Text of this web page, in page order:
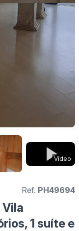
Vídeo
Ref. PH49694
1 suíte e